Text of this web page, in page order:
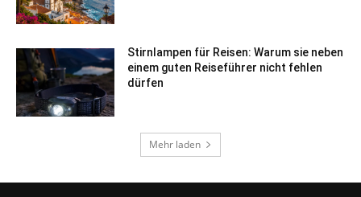
Stirnlampen für Reisen: Warum sie neben
einem guten Reiseführer nicht fehlen
dürfen
Mehr laden